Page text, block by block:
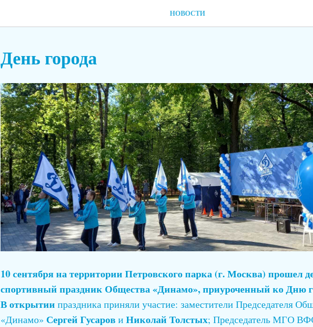
НОВОСТИ
День города
10 сентября на территории Петровского парка (г. Москва) прошел
спортивный праздник Общества «Динамо», приуроченный ко Дню
В открытии праздника приняли участие: заместители Председателя
«Динамо» Сергей ГусаровиНиколай Толстых; Председатель МГО